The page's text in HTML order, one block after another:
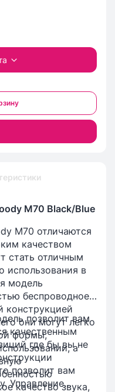
M70 Black/Blue
M70 отличаются
качеством
стать отличным
использования в
модель
беспроводное
конструкцией
они могут легко
формы,
а
качество звука,
позволит вам
качественным
где бы вы не
позволит вам
Управление